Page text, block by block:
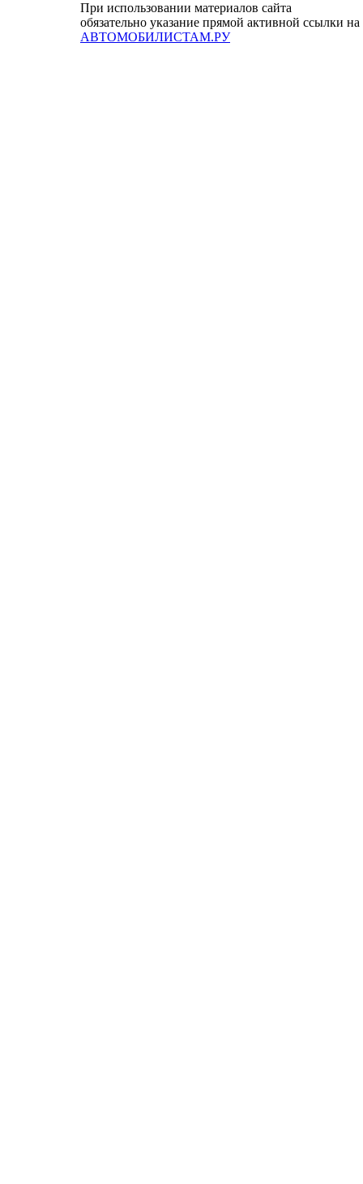
При использовании материалов сайта
обязательно указание прямой активной ссылки на
АВТОМОБИЛИСТАМ.РУ